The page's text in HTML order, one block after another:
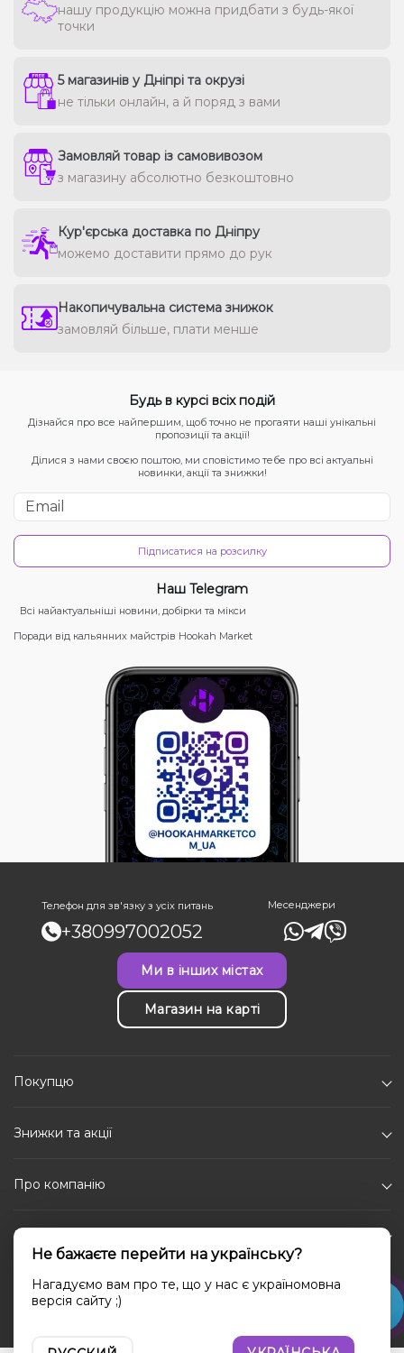
нашу продукцію можна придбати з будь-якої
точки
5 магазинів у Дніпрі та окрузі
не тільки онлайн, а й поряд з вами
Замовляй товар із самовивозом
з магазину абсолютно безкоштовно
Кур'єрська доставка по Дніпру
можемо доставити прямо до рук
Накопичувальна система знижок
замовляй більше, плати менше
Будь в курсі всіх подій
Дізнайся про все найпершим, щоб точно не прогаяти наші унікальні
пропозиції та акції!
Ділися з нами своєю поштою, ми сповістимо тебе про всі актуальні
новинки, акції та знижки!
Підписатися на розсилку
Наш Telegram
Всі найактуальніші новини, добірки та мікси
Поради від кальянних майстрів Hookah Market
Телефон для зв'язку з усіх питань
+380997002052
Месенджери
Ми в інших містах
Магазин на карті
Покупцю
Знижки та акції
Про компанію
Каталог
Соціальні мережі
Не бажаєте перейти на українську?
Нагадуємо вам про те, що у нас є україномовна
версія сайту ;)